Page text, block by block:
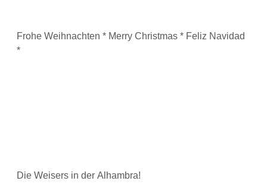
Frohe Weihnachten * Merry Christmas * Feliz Navidad
*
Die Weisers in der Alhambra!